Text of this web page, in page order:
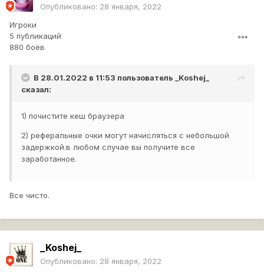
Опубликовано: 28 января, 2022
Игроки
5 публикаций
880 боёв
В 28.01.2022 в 11:53 пользователь _Koshej_
сказал:
1) почистите кеш браузера
2) реферальные очки могут начисляться с небольшой
задержкой.в любом случае вы получите все
заработанное.
Все чисто.
_Koshej_
Опубликовано: 28 января, 2022